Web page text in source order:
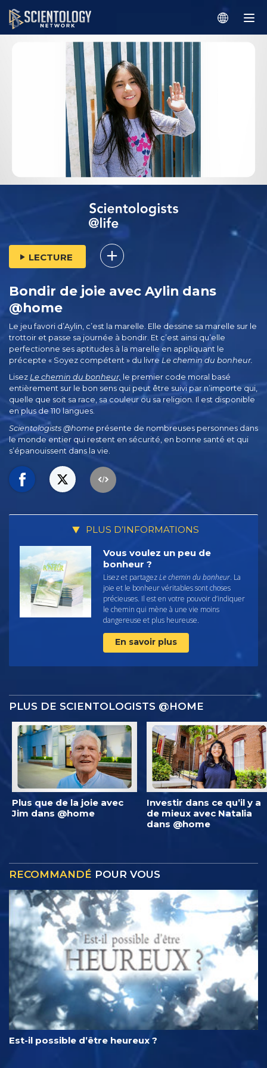
LECTURE
Bondir de joie avec Aylin dans
@home
Le jeu favori d’Aylin, c’est la marelle. Elle dessine sa marelle sur le
trottoir et passe sa journée à bondir. Et c’est ainsi qu’elle
perfectionne ses aptitudes à la marelle en appliquant le
précepte « Soyez compétent » du livre Le chemin du bonheur.
Lisez Le chemin du bonheur, le premier code moral basé
entièrement sur le bon sens qui peut être suivi par n’importe qui,
quelle que soit sa race, sa couleur ou sa religion. Il est disponible
en plus de 110 langues.
Scientologists @home présente de nombreuses personnes dans
le monde entier qui restent en sécurité, en bonne santé et qui
s’épanouissent dans la vie.
PLUS D’INFORMATIONS
Vous voulez un peu de
bonheur ?
Lisez et partagezLe chemin du bonheur. La
joie et le bonheur véritables sont choses
précieuses. Il est en votre pouvoir d’indiquer
le chemin qui mène à une vie moins
dangereuse et plus heureuse.
En savoir plus
PLUS DE SCIENTOLOGISTS @HOME
Plus que de la joie avec
Jim dans @home
Investir dans ce qu’il y a
de mieux avec Natalia
dans @home
RECOMMANDÉ POUR VOUS
Est-il possible d’être heureux ?